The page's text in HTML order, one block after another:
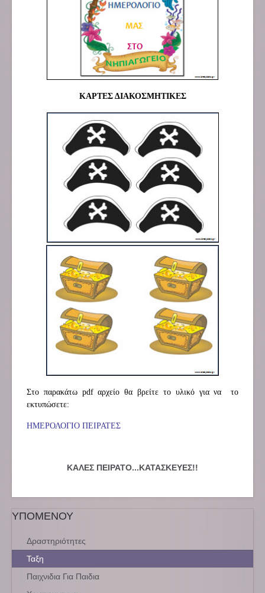
ΚΑΡΤΕΣ ΔΙΑΚΟΣΜΗΤΙΚΕΣ
Στο παρακάτω pdf αρχείο θα βρείτε το υλικό για να το
εκτυπώσετε:
ΗΜΕΡΟΛΟΓΙΟ ΠΕΙΡΑΤΕΣ
ΚΑΛΕΣ ΠΕΙΡΑΤΟ...ΚΑΤΑΣΚΕΥΕΣ!!
ΥΠΟΜΕΝΟΥ
Δραστηριότητες
Ταξη
Παιχνιδια Για Παιδια